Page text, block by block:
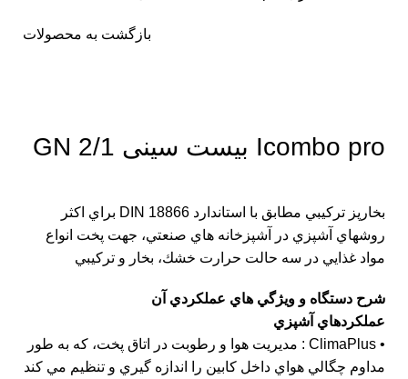
بازگشت به محصولات
Icombo pro بیست سینی GN 2/1
بخارپز تركيبي مطابق با استاندارد 18866 DIN براي اكثر
روشهاي آشپزي در آشپزخانه هاي صنعتي، جهت پخت انواع
مواد غذايي در سه حالت حرارت خشك، بخار و تركيبي
شرح دستگاه و ويژگي هاي عملكردي آن
عملكردهاي آشپزي
• ClimaPlus : مديريت هوا و رطوبت در اتاق پخت، كه به طور
مداوم چگالي هواي داخل كابين را اندازه گيري و تنظيم مي كند